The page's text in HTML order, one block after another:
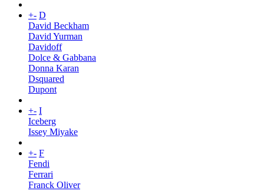
+- D
David Beckham
David Yurman
Davidoff
Dolce & Gabbana
Donna Karan
Dsquared
Dupont
+- I
Iceberg
Issey Miyake
+- F
Fendi
Ferrari
Franck Oliver